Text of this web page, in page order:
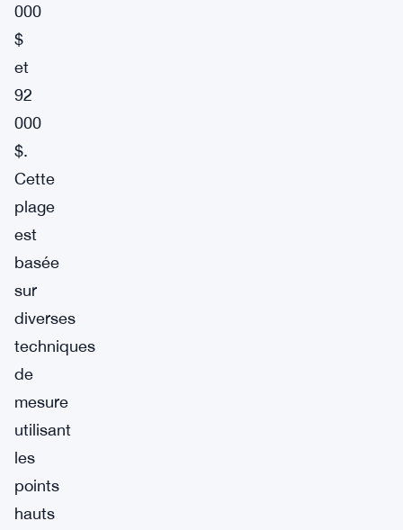
000
$
et
92
000
$.
Cette
plage
est
basée
sur
diverses
techniques
de
mesure
utilisant
les
points
hauts